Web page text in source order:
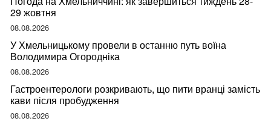
29 жовтня
08.08.2026
У Хмельницькому провели в останню путь воїна
Володимира Огородніка
08.08.2026
Гастроентерологи розкривають, що пити вранці замість
кави після пробудження
08.08.2026